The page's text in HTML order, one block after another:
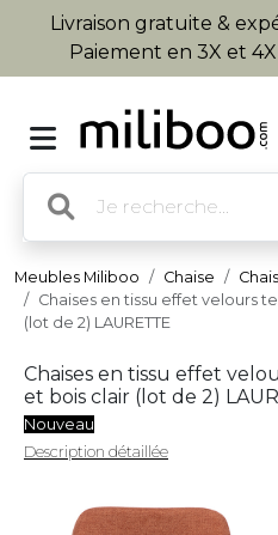
Livraison gratuite &
Paiement en 3X et
Meubles Miliboo Chaise
Chaises en tissu effet velours
(lot de 2) LAURETTE
Chaises en tissu effet
et bois clair (lot de 2)
Nouveau
Description détaillée